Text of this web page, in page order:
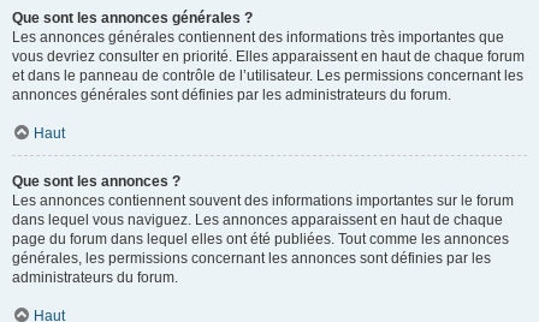
Que sont les annonces générales ?
Les annonces générales contiennent des informations très importantes que
vous devriez consulter en priorité. Elles apparaissent en haut de chaque forum
et dans le panneau de contrôle de l’utilisateur. Les permissions concernant les
annonces générales sont définies par les administrateurs du forum.
Haut
Que sont les annonces ?
Les annonces contiennent souvent des informations importantes sur le forum
dans lequel vous naviguez. Les annonces apparaissent en haut de chaque
page du forum dans lequel elles ont été publiées. Tout comme les annonces
générales, les permissions concernant les annonces sont définies par les
administrateurs du forum.
Haut